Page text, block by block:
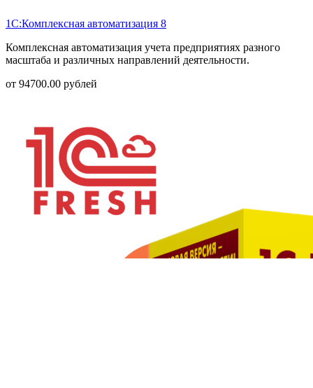
1С:Комплексная автоматизация 8
Комплексная автоматизация учета предприятиях разного
масштаба и различных направлений деятельности.
от 94700.00 рублей